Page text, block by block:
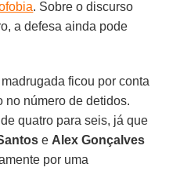
. Sobre o discurso
a defesa ainda pode
ficou por conta
no número de detidos.
quatro para seis, já que
e Alex Gonçalves
por uma